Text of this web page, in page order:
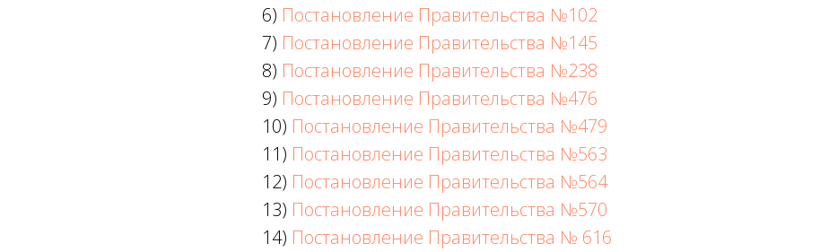
6) Постановление Правительства №102
7) Постановление Правительства №145
8) Постановление Правительства №238
9) Постановление Правительства №476
10) Постановление Правительства №479
11) Постановление Правительства №563
12) Постановление Правительства №564
13) Постановление Правительства №570
14) Постановление Правительства № 616